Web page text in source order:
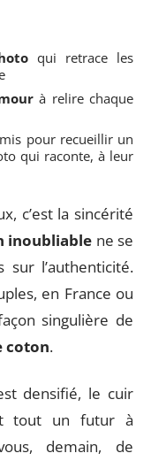
qui retrace les
à relire chaque
pour recueillir un
qui raconte, à leur
c’est la sincérité
inoubliable ne se
l’authenticité.
en France ou
singulière de
coton.
densifié, le cuir
tout un futur à
demain, de